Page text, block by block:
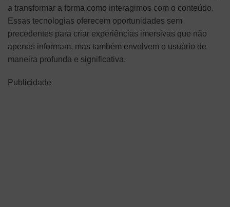
a transformar a forma como interagimos com o conteúdo.
Essas tecnologias oferecem oportunidades sem
precedentes para criar experiências imersivas que não
apenas informam, mas também envolvem o usuário de
maneira profunda e significativa.
Publicidade